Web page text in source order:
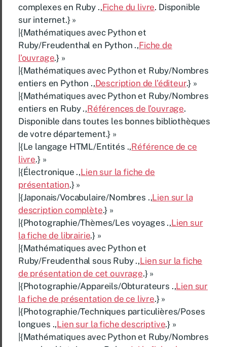
complexes en Ruby .,Fiche du livre. Disponible
sur internet.} »
|{Mathématiques avec Python et
Ruby/Freudenthal en Python .,Fiche de
l’ouvrage.} »
|{Mathématiques avec Python et Ruby/Nombres
entiers en Python .,Description de l’éditeur.} »
|{Mathématiques avec Python et Ruby/Nombres
entiers en Ruby .,Références de l’ouvrage.
Disponible dans toutes les bonnes bibliothèques
de votre département.} »
|{Le langage HTML/Entités .,Référence de ce
livre.} »
|{Électronique .,Lien sur la fiche de
présentation.} »
|{Japonais/Vocabulaire/Nombres .,Lien sur la
description complète.} »
|{Photographie/Thèmes/Les voyages .,Lien sur
la fiche de librairie.} »
|{Mathématiques avec Python et
Ruby/Freudenthal sous Ruby .,Lien sur la fiche
de présentation de cet ouvrage.} »
|{Photographie/Appareils/Obturateurs .,Lien sur
la fiche de présentation de ce livre.} »
|{Photographie/Techniques particulières/Poses
longues .,Lien sur la fiche descriptive.} »
|{Mathématiques avec Python et Ruby/Nombres